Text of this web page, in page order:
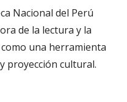
Nacional del Perú
de la lectura y la
una herramienta
proyección cultural.